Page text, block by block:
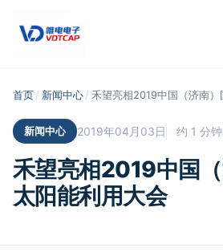
首页 / 新闻中心 / 禾望亮相2019中国（济南）
新闻中心 2019年04月03日 约 1 分
禾望亮相2019中国
太阳能利用大会